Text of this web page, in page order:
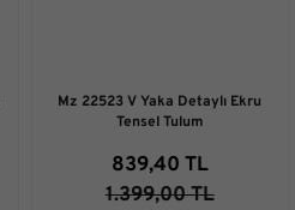
Mz 22523 V Yaka Detaylı Ekru
Tensel Tulum
839,40 TL
1.399,00 TL